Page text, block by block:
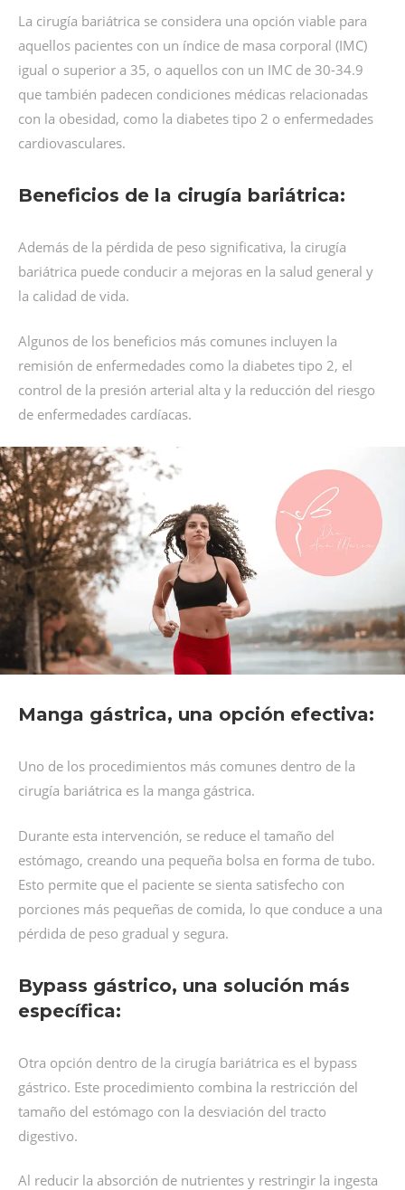
La cirugía bariátrica se considera una opción viable para
aquellos pacientes con un índice de masa corporal (IMC)
igual o superior a 35, o aquellos con un IMC de 30-34.9
que también padecen condiciones médicas relacionadas
con la obesidad, como la diabetes tipo 2 o enfermedades
cardiovasculares.
Beneficios de la cirugía bariátrica:
Además de la pérdida de peso significativa, la cirugía
bariátrica puede conducir a mejoras en la salud general y
la calidad de vida.
Algunos de los beneficios más comunes incluyen la
remisión de enfermedades como la diabetes tipo 2, el
control de la presión arterial alta y la reducción del riesgo
de enfermedades cardíacas.
Manga gástrica, una opción efectiva:
Uno de los procedimientos más comunes dentro de la
cirugía bariátrica es la manga gástrica.
Durante esta intervención, se reduce el tamaño del
estómago, creando una pequeña bolsa en forma de tubo.
Esto permite que el paciente se sienta satisfecho con
porciones más pequeñas de comida, lo que conduce a una
pérdida de peso gradual y segura.
Bypass gástrico, una solución más
específica:
Otra opción dentro de la cirugía bariátrica es el bypass
gástrico. Este procedimiento combina la restricción del
tamaño del estómago con la desviación del tracto
digestivo.
Al reducir la absorción de nutrientes y restringir la ingesta